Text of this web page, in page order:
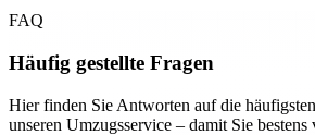
FAQ
Häufig gestellte Fragen
Hier finden Sie Antworten auf die
unseren Umzugsservice – damit Sie bestens